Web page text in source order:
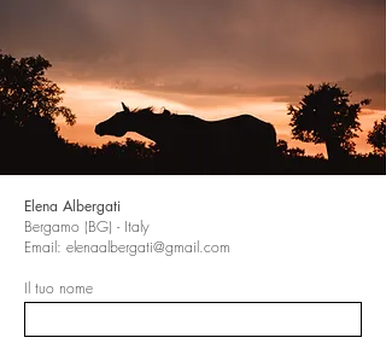
Elena Albergati
Bergamo (BG) - Italy
Email: elenaalbergati@gmail.com
Il tuo nome